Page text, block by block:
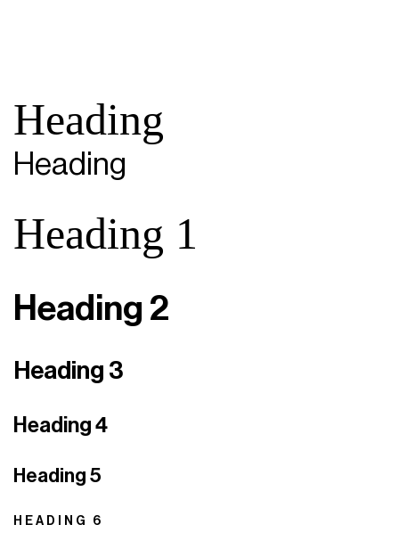
Heading
Heading
Heading 1
Heading 2
Heading 3
Heading 4
Heading 5
HEADING 6